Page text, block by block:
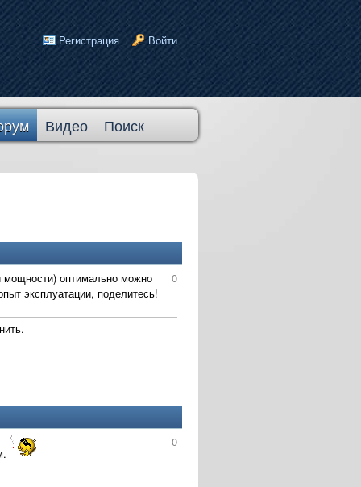
Регистрация Войти
Видео Поиск
0
мощности) оптимально можно
эксплуатации, поделитесь!
0